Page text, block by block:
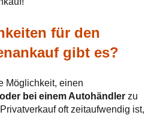
für den
gibt es?
Möglichkeit, einen
bei einem Autohändler zu
oft zeitaufwendig ist,